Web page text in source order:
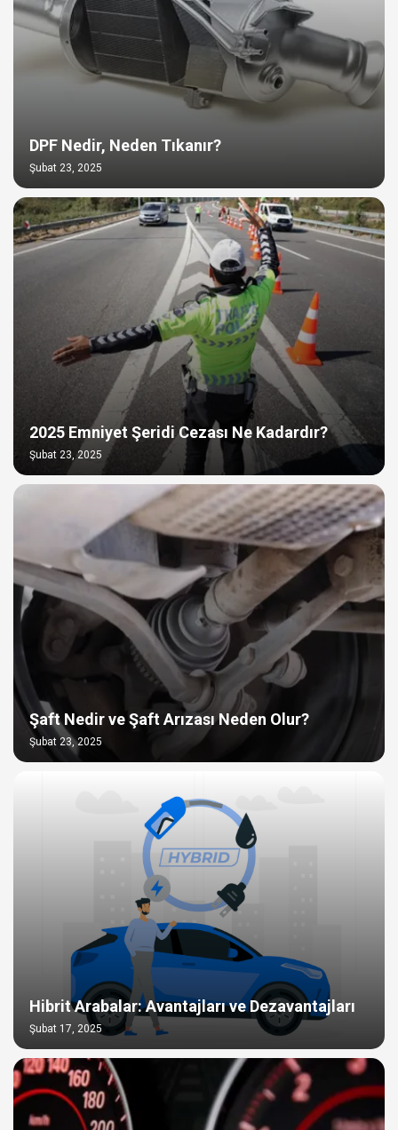
DPF Nedir, Neden Tıkanır?
Şubat 23, 2025
2025 Emniyet Şeridi Cezası Ne Kadardır?
Şubat 23, 2025
Şaft Nedir ve Şaft Arızası Neden Olur?
Şubat 23, 2025
Hibrit Arabalar: Avantajları ve Dezavantajları
Şubat 17, 2025